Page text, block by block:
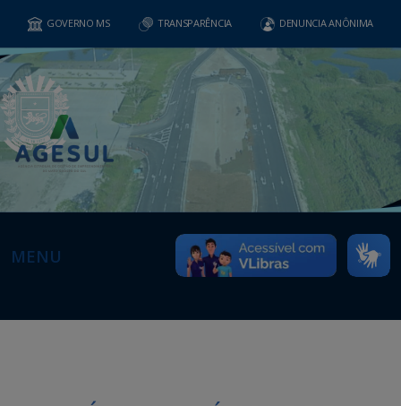
GOVERNO MS TRANSPARÊNCIA DENUNCIA ANÔNIMA
MENU